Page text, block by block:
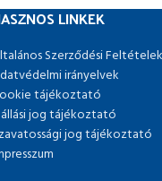
LINKEK
Szerződési Feltételek
irányelvek
tájékoztató
jog tájékoztató
jog tájékoztató